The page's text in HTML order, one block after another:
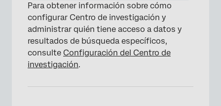
Para obtener información sobre cómo
configurar Centro de investigación y
administrar quién tiene acceso a datos y
resultados de búsqueda específicos,
consulte Configuración del Centro de
investigación.